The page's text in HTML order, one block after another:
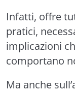
Infatti, offre
pratici,
implicazioni
comportano
Ma anche